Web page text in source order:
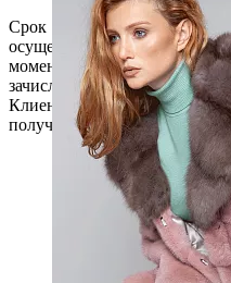
Срок перечисления
осуществляется в срок до
момента поступления
зачисления денежных
Клиента зависит от
получателя.